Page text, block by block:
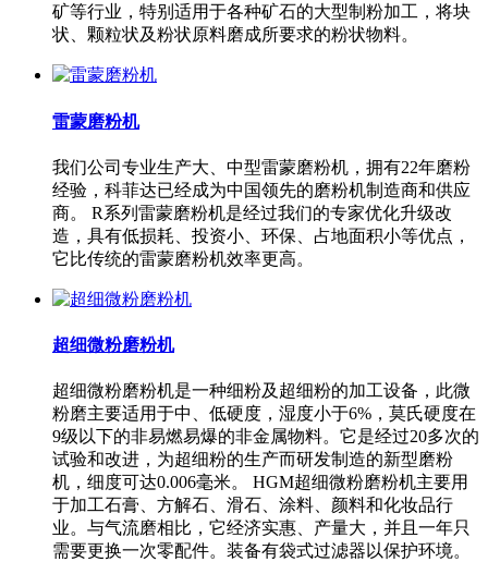
矿等行业，特别适用于各种矿石的大型制粉加工，将块
状、颗粒状及粉状原料磨成所要求的粉状物料。
雷蒙磨粉机
我们公司专业生产大、中型雷蒙磨粉机，拥有22年磨粉
经验，科菲达已经成为中国领先的磨粉机制造商和供应
商。 R系列雷蒙磨粉机是经过我们的专家优化升级改
造，具有低损耗、投资小、环保、占地面积小等优点，
它比传统的雷蒙磨粉机效率更高。
超细微粉磨粉机
超细微粉磨粉机是一种细粉及超细粉的加工设备，此微
粉磨主要适用于中、低硬度，湿度小于6%，莫氏硬度在
9级以下的非易燃易爆的非金属物料。它是经过20多次的
试验和改进，为超细粉的生产而研发制造的新型磨粉
机，细度可达0.006毫米。 HGM超细微粉磨粉机主要用
于加工石膏、方解石、滑石、涂料、颜料和化妆品行
业。与气流磨相比，它经济实惠、产量大，并且一年只
需要更换一次零配件。装备有袋式过滤器以保护环境。